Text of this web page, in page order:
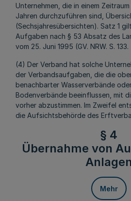
Unternehmen, die in einem
Jahren durchzuführen sind,
(Sechsjahresübersichten). Satz 1
Aufgaben nach § 53 Absatz des
vom 25. Juni 1995 (GV. NRW. S. 133.
(4) Der Verband hat solche
der Verbandsaufgaben, die die
benachbarter Wasserverbände
Bodenverbände beeinflussen, mit
vorher abzustimmen. Im Zweifel
die Aufsichtsbehörde des
§ 4
Übernahme von
Anlagen
Mehr